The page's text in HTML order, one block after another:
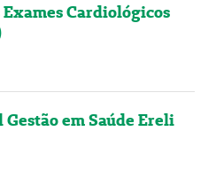
Cardiológicos
em Saúde Ereli